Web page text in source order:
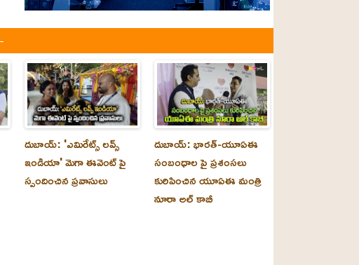
దుబాయ్‌: 'ఎమిరేట్స్ లవ్స్
ఇండియా' మెగా ఈవెంట్ పై
స్పందించిన ప్రవాసులు
దుబాయ్‌: భారత్-యూఏఈ
సంబంధాల పై ప్రశంసలు
కురిపించిన యూఏఈ మంత్రి
నూరా అల్‌ కాబీ